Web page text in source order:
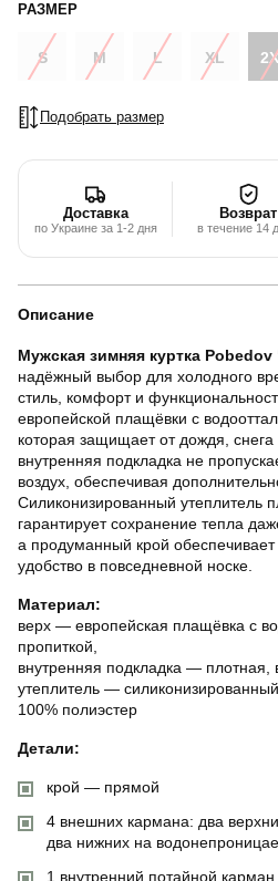
РАЗМЕР
S M L XL
Подобрать размер
Доставка
по Украине за 1-2 дня
Возврат
в течение 14
Описание
Мужская зимняя куртка Pobedov
надёжный выбор для холодного
стиль, комфорт и
европейской плащёвки с
которая защищает от дождя,
внутренняя подкладка не
воздух, обеспечивая
Силиконизированный утеплитель
гарантирует сохранение тепла
а продуманный крой
удобство в повседневной носке.
Материал:
верх — европейская плащёвка с
пропиткой,
внутренняя подкладка — плотная,
утеплитель —
100% полиэстер
Детали:
крой — прямой
4 внешних кармана: два
два нижних на
1 внутренний потайной карман